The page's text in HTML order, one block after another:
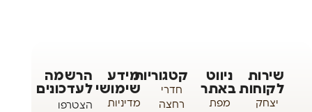
שירות
לקוחות
יצחק
ניווט
באתר
מפת
קטגוריות
חדרי
רחצה
מידע
שימושי
מדיניות
הרשמה
לעדכונים
הצטרפו